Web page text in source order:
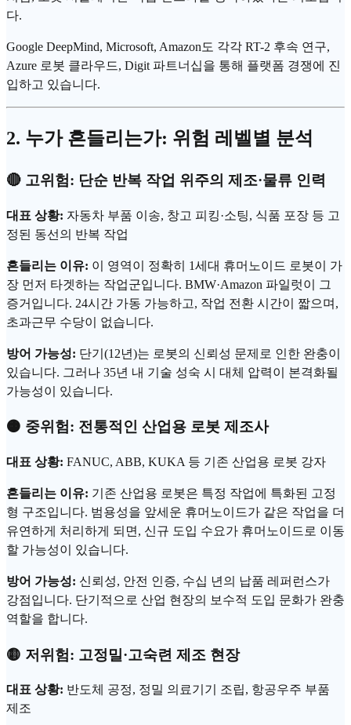
다.
Google DeepMind, Microsoft, Amazon도 각각 RT-2 후속 연구,
Azure 로봇 클라우드, Digit 파트너십을 통해 플랫폼 경쟁에 진
입하고 있습니다.
2. 누가 흔들리는가: 위험 레벨별 분석
🔴 고위험: 단순 반복 작업 위주의 제조·물류 인력
대표 상황: 자동차 부품 이송, 창고 피킹·소팅, 식품 포장 등 고
정된 동선의 반복 작업
흔들리는 이유: 이 영역이 정확히 1세대 휴머노이드 로봇이 가
장 먼저 타겟하는 작업군입니다. BMW·Amazon 파일럿이 그
증거입니다. 24시간 가동 가능하고, 작업 전환 시간이 짧으며,
초과근무 수당이 없습니다.
방어 가능성: 단기(12년)는 로봇의 신뢰성 문제로 인한 완충이
있습니다. 그러나 35년 내 기술 성숙 시 대체 압력이 본격화될
가능성이 있습니다.
🟠 중위험: 전통적인 산업용 로봇 제조사
대표 상황: FANUC, ABB, KUKA 등 기존 산업용 로봇 강자
흔들리는 이유: 기존 산업용 로봇은 특정 작업에 특화된 고정
형 구조입니다. 범용성을 앞세운 휴머노이드가 같은 작업을 더
유연하게 처리하게 되면, 신규 도입 수요가 휴머노이드로 이동
할 가능성이 있습니다.
방어 가능성: 신뢰 성, 안전 인증, 수십 년의 납품 레퍼런스가
강점입니다. 단기적으로 산업 현장의 보수적 도입 문화가 완충
역할을 합니다.
🟡 저위험: 고정밀·고숙련 제조 현장
대표 상황: 반도체 공정, 정밀 의료기기 조립, 항공우주 부품
제조